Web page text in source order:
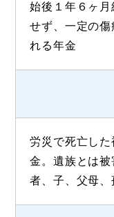
始後１年６ヶ月
せず、一定の傷
れる年金
労災で死亡し
金。遺族とは
者、子、父母、